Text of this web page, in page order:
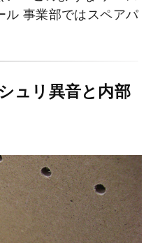
ル 事業部ではスペアパ
ュリ異音と内部